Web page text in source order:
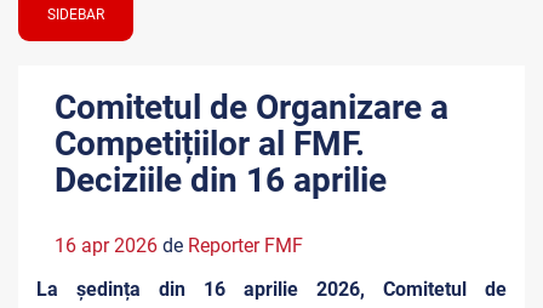
SIDEBAR
Comitetul de Organizare a
Competițiilor al FMF.
Deciziile din 16 aprilie
16 apr 2026 de Reporter FMF
La ședința din 16 aprilie 2026, Comitetul de